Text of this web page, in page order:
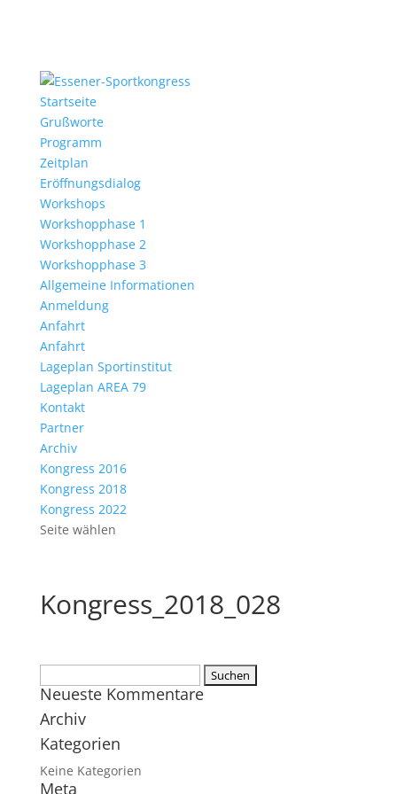
Startseite
Grußworte
Programm
Zeitplan
Eröffnungsdialog
Workshops
Workshopphase 1
Workshopphase 2
Workshopphase 3
Allgemeine Informationen
Anmeldung
Anfahrt
Anfahrt
Lageplan Sportinstitut
Lageplan AREA 79
Kontakt
Partner
Archiv
Kongress 2016
Kongress 2018
Kongress 2022
Seite wählen
Kongress_2018_028
nach:
Neueste Kommentare
Archiv
Kategorien
Keine Kategorien
Meta